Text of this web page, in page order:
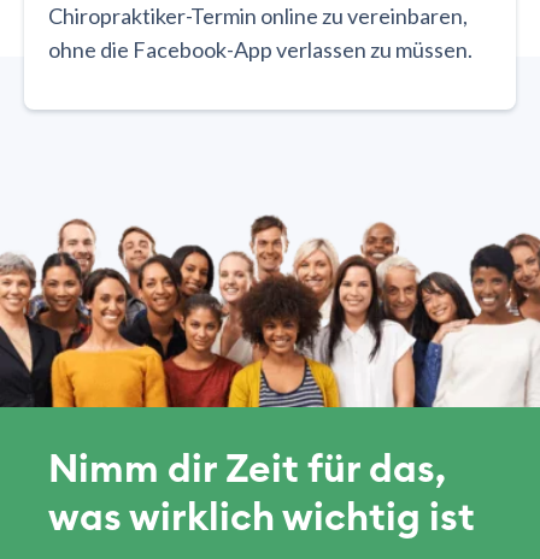
Chiropraktiker-Termin online zu vereinbaren,
ohne die Facebook-App verlassen zu müssen.
Nimm dir Zeit für das,
was wirklich wichtig ist